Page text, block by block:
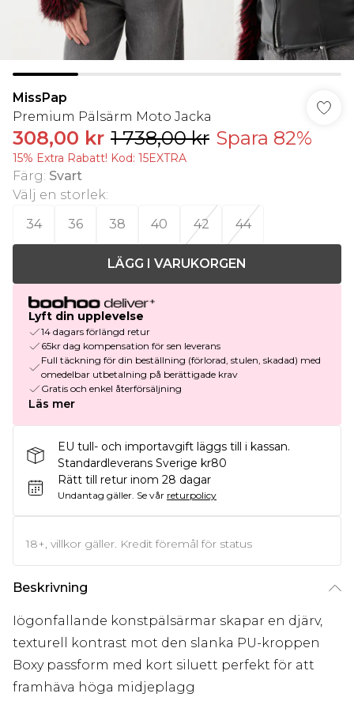
MissPap
Premium Pälsärm Moto Jacka
308,00 kr 1 738,00 kr Spara 82%
15% Extra Rabatt! Kod: 15EXTRA
Färg: Svart
Välj en storlek:
34
36 38 40 42 44
LÄGG I VARUKORGEN
Lyft din upplevelse
14 dagars förlängd retur
65kr dag kompensation för sen leverans
Full täckning för din beställning (förlorad, stulen, skadad) med
omedelbar utbetalning på berättigade krav
Gratis och enkel återförsäljning
Läs mer
EU tull- och importavgift läggs till i kassan.
Standardleverans Sverige kr80
Rätt till retur inom 28 dagar
Undantag gäller. Se vår returpolicy
18+, villkor gäller. Kredit föremål för status
Beskrivning
Iögonfallande konstpälsärmar skapar en djärv,
texturell kontrast mot den slanka PU-kroppen
Boxy passform med kort siluett perfekt för att
framhäva höga midjeplagg